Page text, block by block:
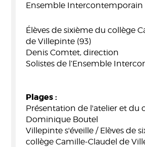
Ensemble Intercontemporain
Élèves de sixième du collège
de Villepinte (93)
Denis Comtet, direction
Solistes de l’Ensemble
Plages :
Présentation de l'atelier et du
Dominique Boutel
Villepinte s'éveille / Elèves de
collège Camille-Claudel de